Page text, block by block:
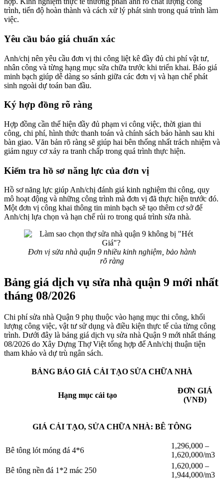
trình, tiến độ hoàn thành và cách xử lý phát sinh trong quá trình làm
việc.
Yêu cầu báo giá chuẩn xác
Anh/chị nên yêu cầu đơn vị thi công liệt kê đầy đủ chi phí vật tư,
nhân công và từng hạng mục sửa chữa trước khi triển khai. Báo giá
minh bạch giúp dễ dàng so sánh giữa các đơn vị và hạn chế phát
sinh ngoài dự toán ban đầu.
Ký hợp đồng rõ ràng
Hợp đồng cần thể hiện đầy đủ phạm vi công việc, thời gian thi
công, chi phí, hình thức thanh toán và chính sách bảo hành sau khi
bàn giao. Văn bản rõ ràng sẽ giúp hai bên thống nhất trách nhiệm và
giảm nguy cơ xảy ra tranh chấp trong quá trình thực hiện.
Kiểm tra hồ sơ năng lực của đơn vị
Hồ sơ năng lực giúp Anh/chị đánh giá kinh nghiệm thi công, quy
mô hoạt động và những công trình mà đơn vị đã thực hiện trước đó.
Một đơn vị công khai thông tin minh bạch sẽ tạo thêm cơ sở để
Anh/chị lựa chọn và hạn chế rủi ro trong quá trình sửa nhà.
Đơn vị sửa nhà quận 9 nhiều kinh nghiệm, bảo hành
rõ ràng
Bảng giá dịch vụ sửa nhà quận 9 mới nhất
tháng 08/2026
Chi phí sửa nhà Quận 9 phụ thuộc vào hạng mục thi công, khối
lượng công việc, vật tư sử dụng và điều kiện thực tế của từng công
trình. Dưới đây là bảng giá dịch vụ sửa nhà Quận 9 mới nhất tháng
08/2026 do Xây Dựng Thợ Việt tổng hợp để Anh/chị thuận tiện
tham khảo và dự trù ngân sách.
BẢNG BÁO GIÁ CẢI TẠO SỬA CHỮA NHÀ
Hạng mục cải tạo
ĐƠN GIÁ
(VNĐ)
GIÁ CẢI TẠO, SỬA CHỮA NHÀ: BÊ TÔNG
Bê tông lót móng đá 4*6
1,296,000 –
1,620,000/m3
Bê tông nền đá 1*2 mác 250
1,620,000 –
1,944,000/m3